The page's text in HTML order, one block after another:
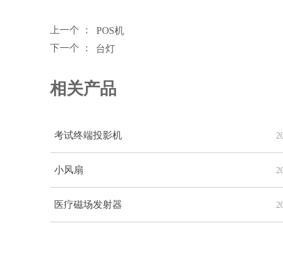
POS机
上一个 ：
台灯
下一个 ：
相关产品
考试终端投影机
小风扇
医疗磁场发射器